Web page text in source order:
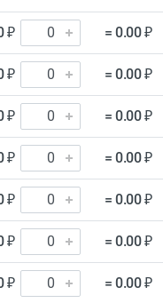
₽ = 0.00 ₽
₽ = 0.00 ₽
₽ = 0.00 ₽
₽ = 0.00 ₽
₽ = 0.00 ₽
₽ = 0.00 ₽
₽ = 0.00 ₽